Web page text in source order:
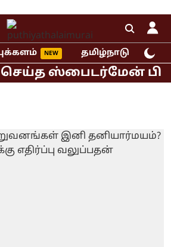
தமிழ்நாடு
ஸ்பைடர்மேன்